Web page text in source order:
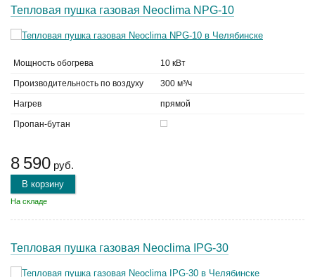
Тепловая пушка газовая Neoclima NPG-10
Мощность обогрева 10 кВт
Производительность по воздуху 300 м³/ч
Нагрев прямой
Пропан-бутан
8 590 руб.
В корзину
На складе
Тепловая пушка газовая Neoclima IPG-30